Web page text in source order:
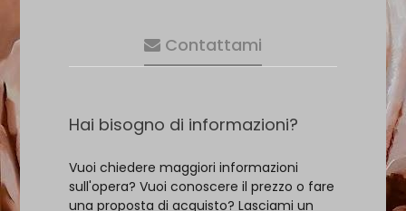
Contattami
Hai bisogno di informazioni?
Vuoi chiedere maggiori informazioni
sull'opera? Vuoi conoscere il prezzo o fare
una proposta di acquisto? Lasciami un